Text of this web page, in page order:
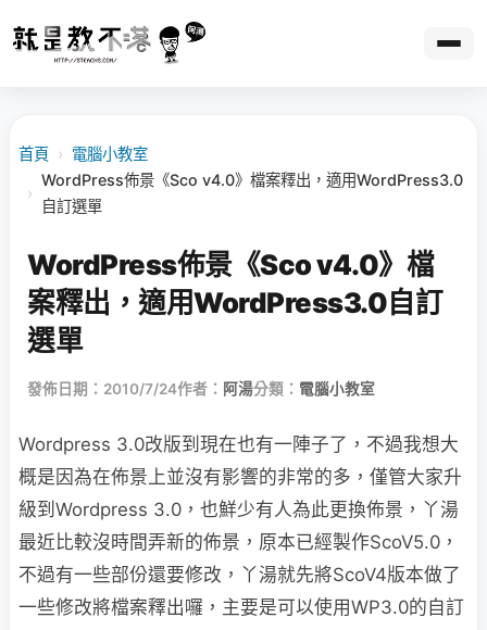
首頁 › 電腦小教室
›
WordPress佈景《Sco v4.0》檔案釋出，適用WordPress3.0
自訂選單
WordPress佈景《Sco v4.0》檔
案釋出，適用WordPress3.0自訂
選單
發佈日期：2010/7/24作者： 阿湯分類： 電腦小教室
Wordpress 3.0改版到現在也有一陣子了，不過我想大
概是因為在佈景上並沒有影響的非常的多，僅管大家升
級到Wordpress 3.0，也鮮少有人為此更換佈景，丫湯
最近比較沒時間弄新的佈景，原本已經製作ScoV5.0，
不過有一些部份還要修改，丫湯就先將ScoV4版本做了
一些修改將檔案釋出囉，主要是可以使用WP3.0的自訂